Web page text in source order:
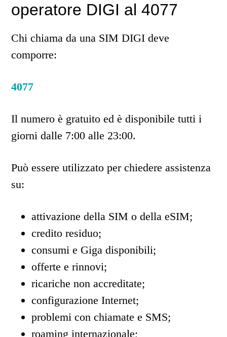
operatore DIGI al 4077
Chi chiama da una SIM DIGI deve
comporre:
4077
Il numero è gratuito ed è disponibile tutti i
giorni dalle 7:00 alle 23:00.
Può essere utilizzato per chiedere assistenza
su:
attivazione della SIM o della eSIM;
credito residuo;
consumi e Giga disponibili;
offerte e rinnovi;
ricariche non accreditate;
configurazione Internet;
problemi con chiamate e SMS;
roaming internazionale;